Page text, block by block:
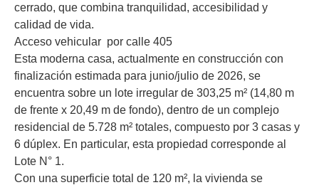
cerrado, que combina tranquilidad, accesibilidad y
calidad de vida.
Acceso vehicular por calle 405
Esta moderna casa, actualmente en construcción con
finalización estimada para junio/julio de 2026, se
encuentra sobre un lote irregular de 303,25 m² (14,80 m
de frente x 20,49 m de fondo), dentro de un complejo
residencial de 5.728 m² totales, compuesto por 3 casas y
6 dúplex. En particular, esta propiedad corresponde al
Lote N° 1.
Con una superficie total de 120 m², la vivienda se